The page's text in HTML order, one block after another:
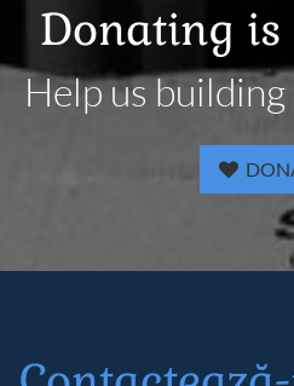
Donating
Help us